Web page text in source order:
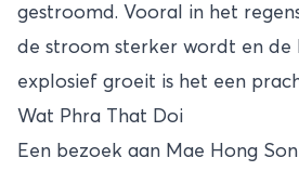
gestroomd. Vooral in het
de stroom sterker wordt en de
explosief groeit is het een
Wat Phra That Doi
Een bezoek aan Mae Hong